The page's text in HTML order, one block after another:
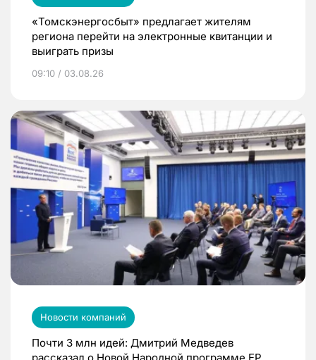
«Томскэнергосбыт» предлагает жителям
региона перейти на электронные квитанции и
выиграть призы
09:10 / 03.08.26
Новости компаний
Почти 3 млн идей: Дмитрий Медведев